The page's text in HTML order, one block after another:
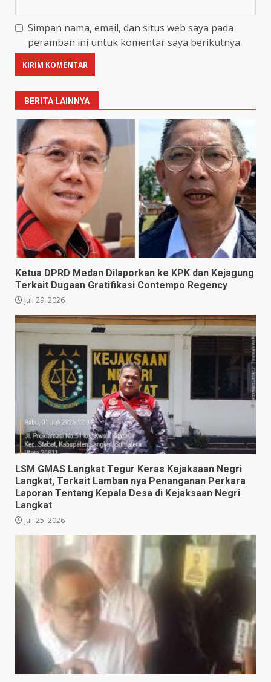
Simpan nama, email, dan situs web saya pada
peramban ini untuk komentar saya berikutnya.
BERITA LAINNYA
Ketua DPRD Medan Dilaporkan ke KPK dan Kejagung
Terkait Dugaan Gratifikasi Contempo Regency
Juli 29, 2026
LSM GMAS Langkat Tegur Keras Kejaksaan Negri
Langkat, Terkait Lamban nya Penanganan Perkara
Laporan Tentang Kepala Desa di Kejaksaan Negri
Langkat
Juli 25, 2026